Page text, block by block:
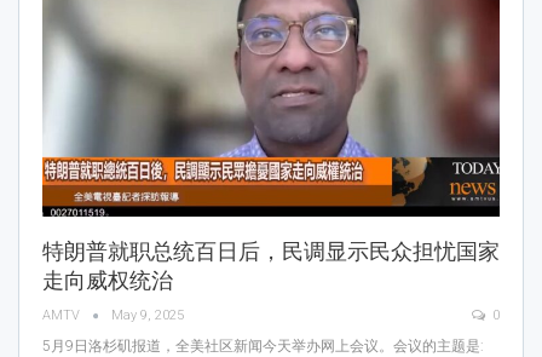
特朗普就职总统百日后，民调显示民众担忧国家
走向威权统治
AMTV May 9, 2025 0
5月9日洛杉矶报道，全美社区新闻今天举办网上会议。会议的主题是: